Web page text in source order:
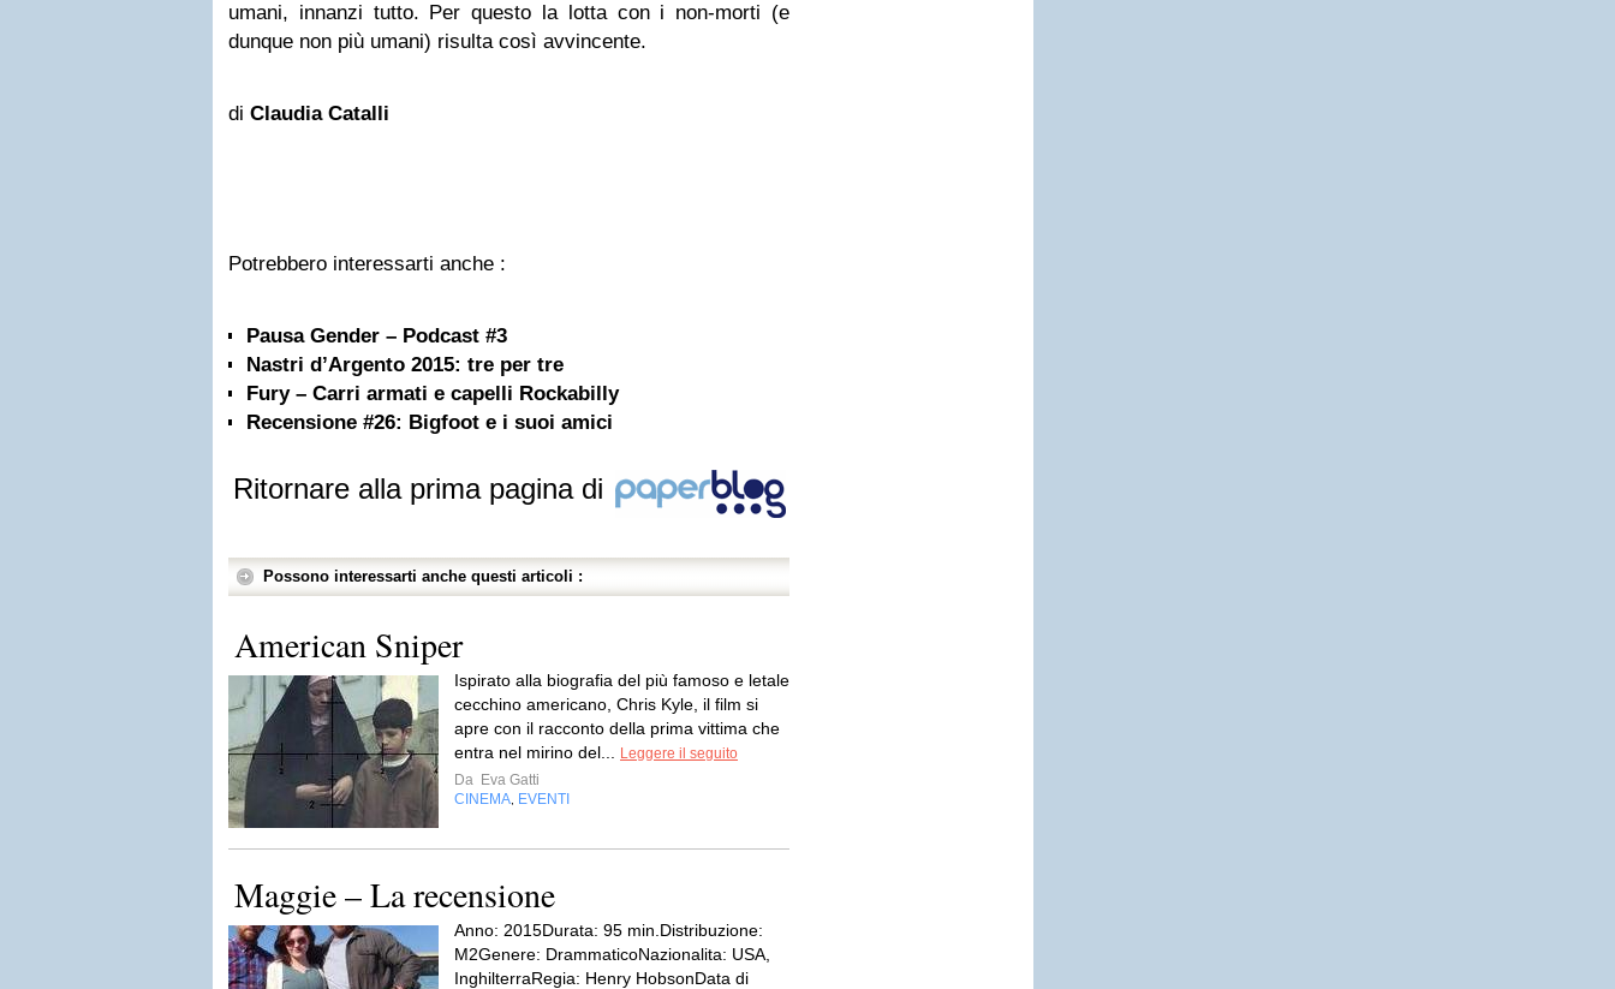
umani, innanzi tutto. Per questo la lotta con i non-morti (e
dunque non più umani) risulta così avvincente.
di Claudia Catalli
Potrebbero interessarti anche :
Pausa Gender – Podcast #3
Nastri d’Argento 2015: tre per tre
Fury – Carri armati e capelli Rockabilly
Recensione #26: Bigfoot e i suoi amici
Ritornare alla prima pagina di
Possono interessarti anche questi articoli :
American Sniper
Ispirato alla biografia del più famoso e letale
cecchino americano, Chris Kyle, il film si
apre con il racconto della prima vittima che
entra nel mirino del...
Leggere il seguito
Da Eva Gatti
CINEMA EVENTI
Maggie – La recensione
Anno: 2015Durata: 95 min.Distribuzione:
M2Genere: DrammaticoNazionalita: USA,
InghilterraRegia: Henry HobsonData di